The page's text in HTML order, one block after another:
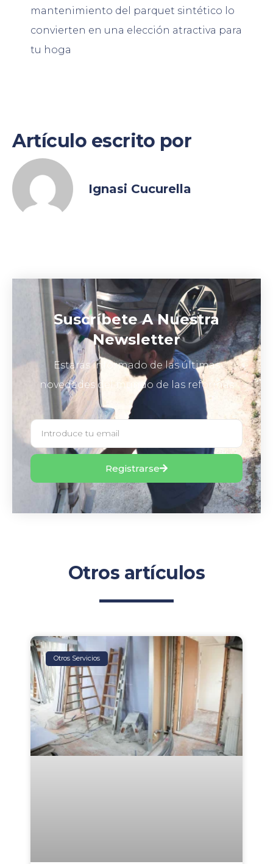
mantenimiento del parquet sintético lo
convierten en una elección atractiva para
tu hoga
Artículo escrito por
Ignasi Cucurella
Suscríbete A Nuestra
Newsletter
Estarás informado de las últimas
novedades del mundo de las reformas
Registrarse
Otros artículos
Otros Servicios